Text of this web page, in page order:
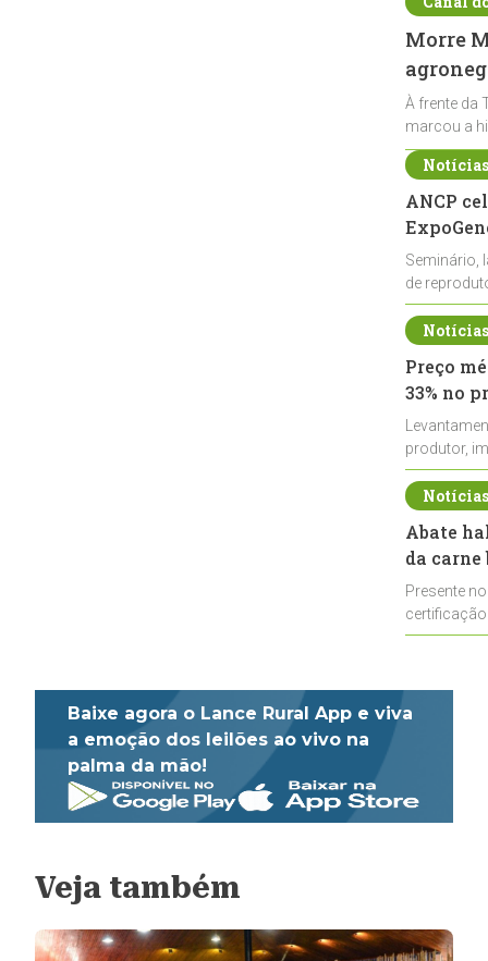
Morre
À frente da
marcou a
ANCP
Seminário,
de
durante a
Preço
33% no
produtor,
de leite cru
Abate
da
Presente
Baixe agora o Lance Rural App e viva
a emoção dos leilões ao vivo na
palma da mão!
Veja também